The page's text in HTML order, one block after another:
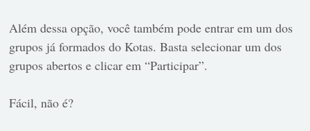
Além dessa opção, você também pode entrar em um dos
grupos já formados do Kotas. Basta selecionar um dos
grupos abertos e clicar em “Participar”.
Fácil, não é?